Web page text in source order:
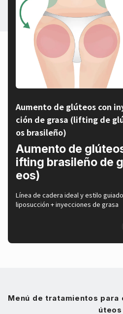
Aumento de glúteos con
ción de grasa (lifting de
os brasileño)
Aumento de
ifting brasileño de
eos)
Línea de cadera ideal y estilo
liposucción + inyecciones de grasa
Menú de tratamientos para
úteos